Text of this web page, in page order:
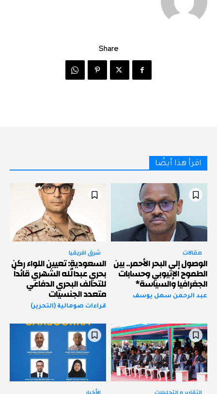
Share
اقرأ هذا أيضًا
مقالات
الوصول إلى البحر الأحمر.. بين
الطموح الإثيوبي وحسابات
الجغرافيا والسياسة*
عبد الرحمن سهل يوسف
شرق افريقيا
السعودية: تعيين اللواء ركن
بحري عبدالله الشهري قائداً
للتحالف البحري الدفاعي
متعدد الجنسيات
قراءات صومالية (التحرير)